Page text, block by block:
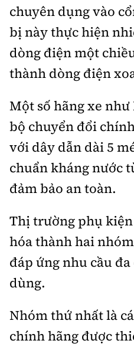
chuyên dụng vào
bị này thực hiện
dòng điện một
thành dòng điện
Một số hãng xe như
bộ chuyển đổi
với dây dẫn dài 5
chuẩn kháng nước
đảm bảo an toàn.
Thị trường phụ
hóa thành hai
đáp ứng nhu cầu
dùng.
Nhóm thứ nhất là
chính hãng được